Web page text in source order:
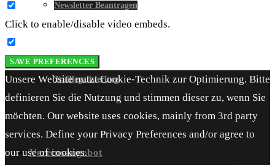
Newsletter Beantragen
Traillegalisierung
Vereinsangebot
Click to enable/disable video embeds.
SAVE PREFERENCES
Unsere Website nutzt Cookie-Technik zur Optimierung. Bitte
definieren Sie die Nutzung und stimmen dieser zu, wenn Sie
möchten. Our website uses cookies, mainly from 3rd party
services. Define your Privacy Preferences and/or agree to
our use of cookies.